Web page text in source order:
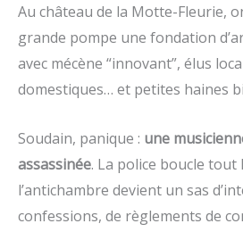
Au château de la Motte-Fleurie,
grande pompe une fondation
avec mécène “innovant”, élus
domestiques… et petites haines
Soudain, panique : une
assassinée. La police boucle tout
l’antichambre devient un sas
confessions, de règlements de